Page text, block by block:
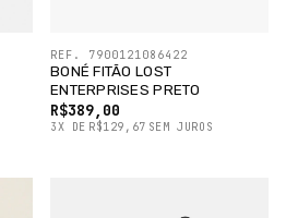
BONÉ FITÃO LOST
ENTERPRISES PRETO
R$389,00
3X DE R$129,67 SEM JUROS
REF. 7900121086422